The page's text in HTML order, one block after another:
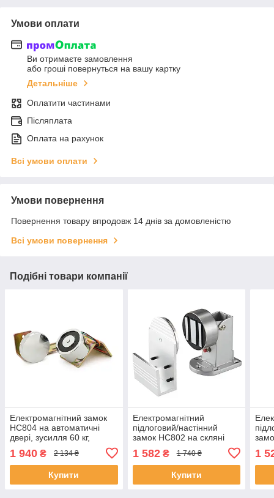
Умови оплати
Ви отримаєте замовлення
або гроші повернуться на вашу картку
Детальніше
Оплатити частинами
Післяплата
Оплата на рахунок
Всі умови оплати
Умови повернення
Повернення товару впродовж 14 днів за домовленістю
Всі умови повернення
Подібні товари компанії
Електромагнітний замок
HC804 на автоматичні
двері, зусилля 60 кг,
Q10 ЕКОБОКС
1 940 ₴ 2 134 ₴
Купити
Електромагнітний
підлоговий/настінний
замок HC802 на скляні
90°, зусилля 60 кг, 12/24v,
60/120mA, Box, Q10
1 582₴ 1 740 ₴
Купити
90°,
60/
1